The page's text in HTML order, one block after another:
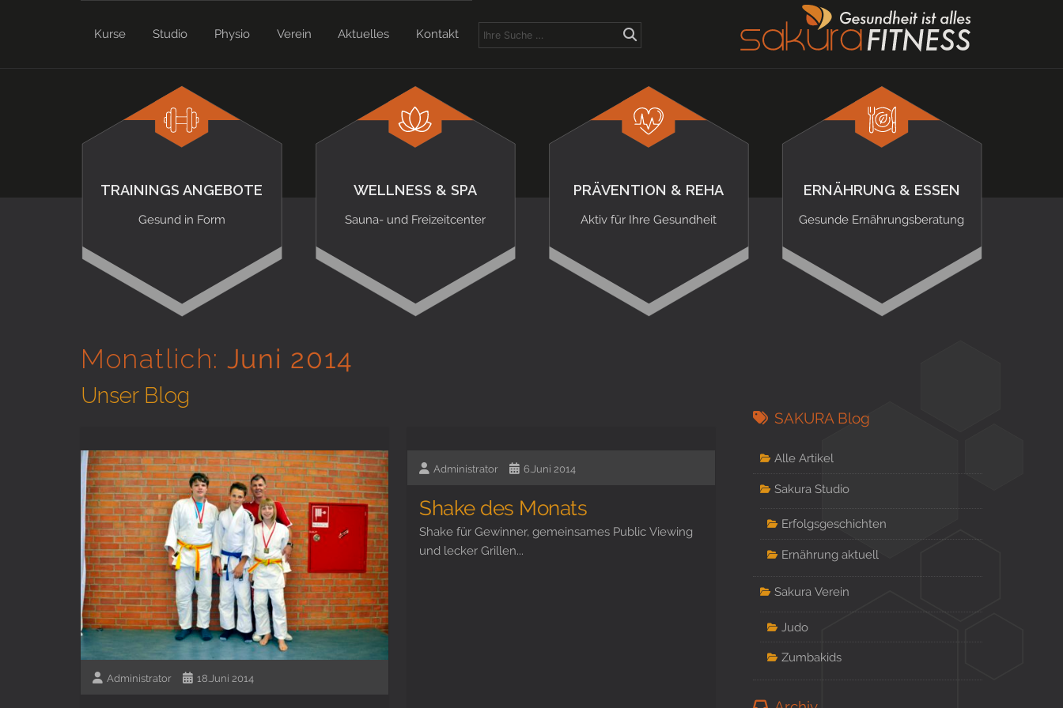
Kurse Studio Physio Verein Aktuelles Kontakt
TRAININGS ANGEBOTE
Gesund in Form
WELLNESS & SPA
Sauna- und Freizeitcenter
PRÄVENTION & REHA
Aktiv für Ihre Gesundheit
ERNÄHRUNG & ESSEN
Gesunde Ernährungsberatung
Monatlich: Juni 2014
Unser Blog
Administrator 18.Juni 2014
Administrator 6.Juni 2014
Shake des Monats
Shake für Gewinner, gemeinsames Public Viewing
und lecker Grillen...
SAKURA Blog
Alle Artikel
Sakura Studio
Erfolgsgeschichten
Ernährung aktuell
Sakura Verein
Judo
Zumbakids